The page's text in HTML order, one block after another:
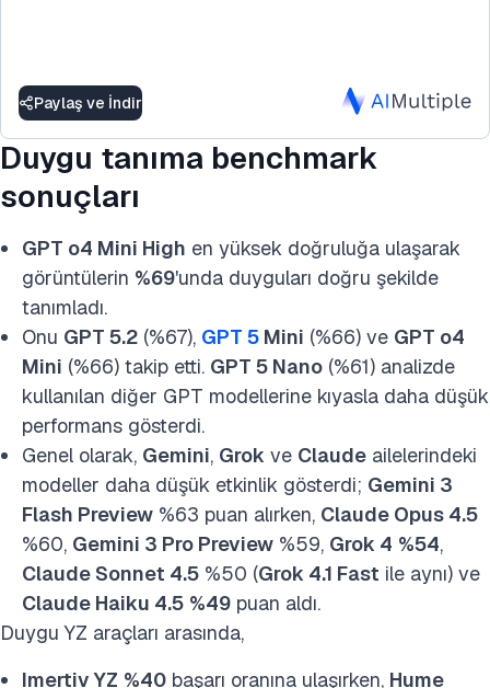
Paylaş ve İndir
Duygu tanıma benchmark
sonuçları
GPT o4 Mini High en yüksek doğruluğa ulaşarak
görüntülerin %69'unda duyguları doğru şekilde
tanımladı.
Onu GPT 5.2 (%67), GPT 5 Mini (%66) ve GPT o4
Mini (%66) takip etti. GPT 5 Nano (%61) analizde
kullanılan diğer GPT modellerine kıyasla daha düşük
performans gösterdi.
Genel olarak, Gemini, Grok ve Claude ailelerindeki
modeller daha düşük etkinlik gösterdi; Gemini 3
Flash Preview %63 puan alırken, Claude Opus 4.5
%60, Gemini 3 Pro Preview %59, Grok 4 %54,
Claude Sonnet 4.5 %50 (Grok 4.1 Fast ile aynı) ve
Claude Haiku 4.5 %49 puan aldı.
Duygu YZ araçları arasında,
Imertiv YZ %40 başarı oranına ulaşırken, Hume